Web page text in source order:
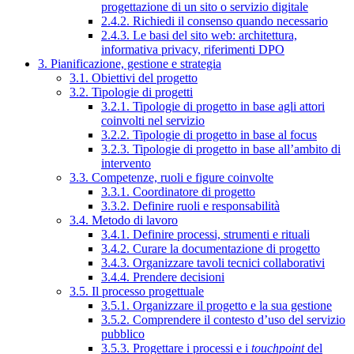
progettazione di un sito o servizio digitale
2.4.2. Richiedi il consenso quando necessario
2.4.3. Le basi del sito web: architettura,
informativa privacy, riferimenti DPO
3. Pianificazione, gestione e strategia
3.1. Obiettivi del progetto
3.2. Tipologie di progetti
3.2.1. Tipologie di progetto in base agli attori
coinvolti nel servizio
3.2.2. Tipologie di progetto in base al focus
3.2.3. Tipologie di progetto in base all’ambito di
intervento
3.3. Competenze, ruoli e figure coinvolte
3.3.1. Coordinatore di progetto
3.3.2. Definire ruoli e responsabilità
3.4. Metodo di lavoro
3.4.1. Definire processi, strumenti e rituali
3.4.2. Curare la documentazione di progetto
3.4.3. Organizzare tavoli tecnici collaborativi
3.4.4. Prendere decisioni
3.5. Il processo progettuale
3.5.1. Organizzare il progetto e la sua gestione
3.5.2. Comprendere il contesto d’uso del servizio
pubblico
3.5.3. Progettare i processi e i touchpointdel